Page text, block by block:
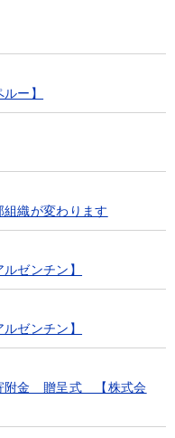
ー】
織が変わります
ゼンチン】
ゼンチン】
附金 贈呈式 【株式会